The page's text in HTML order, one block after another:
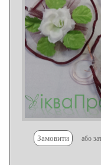
Замовити або